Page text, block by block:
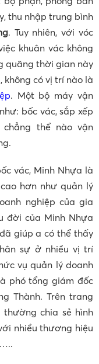
thu nhập trung bình
. Tuy nhiên, với vóc
khuân vác không
quãng thời gian này
không có vị trí nào là
. Một bộ máy vận
bốc vác, sắp xếp
thể nào vận
vác, Minh Nhựa là
hơn như quản lý
nghiệp của gia
đời của Minh Nhựa
giúp a có thể thấy
sự ở nhiều vị trí
vụ quản lý doanh
phó tổng giám đốc
Thành. Trên trang
thường chia sẻ hình
nhiều thương hiệu